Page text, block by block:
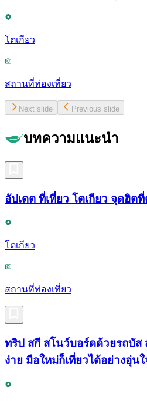
โตเกียว
สถานที่ท่องเที่ยว
Next slide Previous slide
บทความแนะนำ
อัปเดต ที่เที่ยว โตเกียว จุดฮิต
โตเกียว
สถานที่ท่องเที่ยว
ทริป สกี สโนว์บอร์ดด้วยรถบัส
ง่าย มือใหม่ก็เที่ยวได้อย่างอุ่นใ